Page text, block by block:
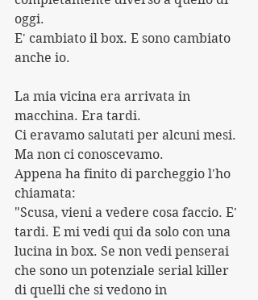
oggi.
E' cambiato il box. E sono cambiato
anche io.
La mia vicina era arrivata in
macchina. Era tardi.
Ci eravamo salutati per alcuni mesi.
Ma non ci conoscevamo.
Appena ha finito di parcheggio l'ho
chiamata:
"Scusa, vieni a vedere cosa faccio. E'
tardi. E mi vedi qui da solo con una
lucina in box. Se non vedi penserai
che sono un potenziale serial killer
di quelli che si vedono in